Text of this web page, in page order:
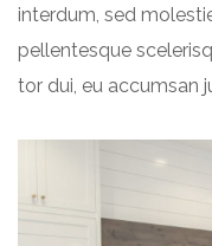
interdum, sed
pellentesque
tor dui, eu accumsan